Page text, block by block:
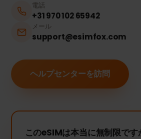
電話
+31 970 102 65942
メール
support@esimfox.com
ヘルプセンターを訪問
このeSIMは本当に無制限です